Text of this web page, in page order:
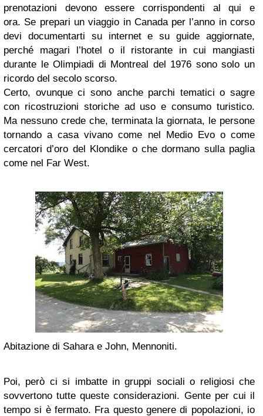
prenotazioni devono essere corrispondenti al qui e
ora. Se prepari un viaggio in Canada per l’anno in corso
devi documentarti su internet e su guide aggiornate,
perché magari l’hotel o il ristorante in cui mangiasti
durante le Olimpiadi di Montreal del 1976 sono solo un
ricordo del secolo scorso.
Certo, ovunque ci sono anche parchi tematici o sagre
con ricostruzioni storiche ad uso e consumo turistico.
Ma nessuno crede che, terminata la giornata, le persone
tornando a casa vivano come nel Medio Evo o come
cercatori d’oro del Klondike o che dormano sulla paglia
come nel Far West.
Abitazione di Sahara e John, Mennoniti.
Poi, però ci si imbatte in gruppi sociali o religiosi che
sovvertono tutte queste considerazioni. Gente per cui il
tempo si è fermato. Fra questo genere di popolazioni, io